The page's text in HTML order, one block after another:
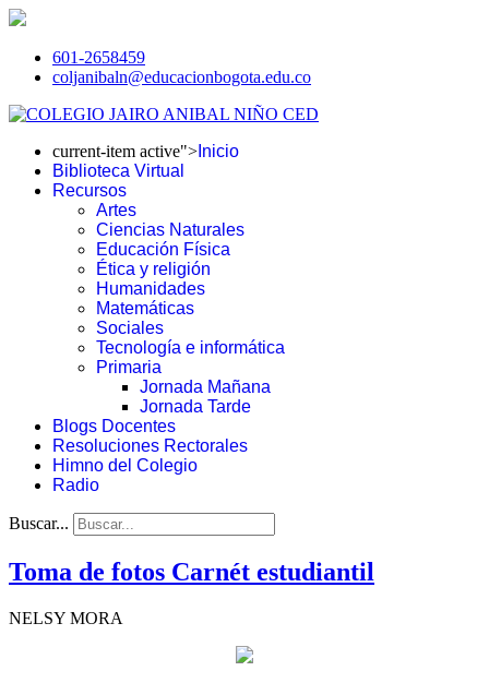
601-2658459
coljanibaln@educacionbogota.edu.co
current-item active"> Inicio
Biblioteca Virtual
Recursos
Artes
Ciencias Naturales
Educación Física
Ética y religión
Humanidades
Matemáticas
Sociales
Tecnología e informática
Primaria
Jornada Mañana
Jornada Tarde
Blogs Docentes
Resoluciones Rectorales
Himno del Colegio
Radio
Buscar...
Toma de fotos Carnét estudiantil
NELSY MORA